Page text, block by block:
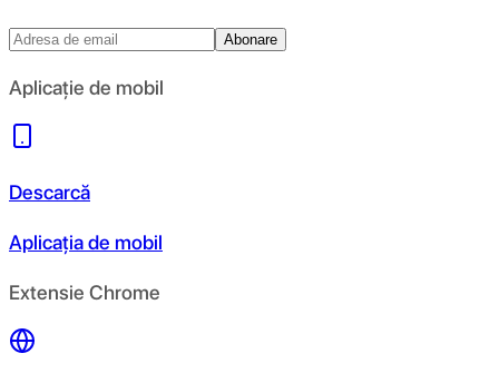
Abonare
Aplicație de mobil
Descarcă
Aplicația de mobil
Extensie Chrome